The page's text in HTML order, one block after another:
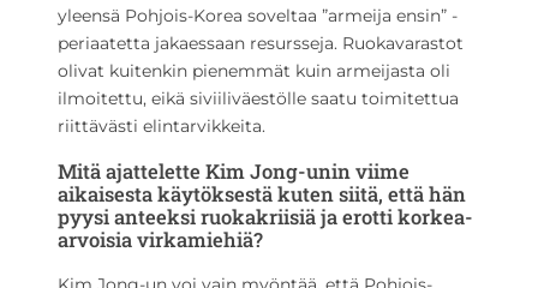
yleensä Pohjois-Korea soveltaa ”armeija ensin” -
periaatetta jakaessaan resursseja. Ruokavarastot
olivat kuitenkin pienemmät kuin armeijasta oli
ilmoitettu, eikä siviiliväestölle saatu toimitettua
riittävästi elintarvikkeita.
Mitä ajattelette Kim Jong-unin viime
aikaisesta käytöksestä kuten siitä, että hän
pyysi anteeksi ruokakriisiä ja erotti korkea-
arvoisia virkamiehiä?